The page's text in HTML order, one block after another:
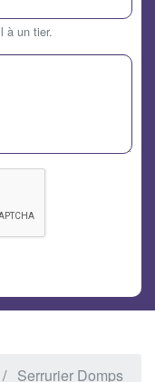
à un tier.
Serrurier Domps